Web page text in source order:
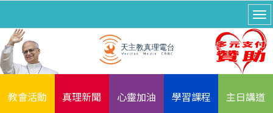
教會活動 真理新聞 心靈加油 學習課程 主日講道